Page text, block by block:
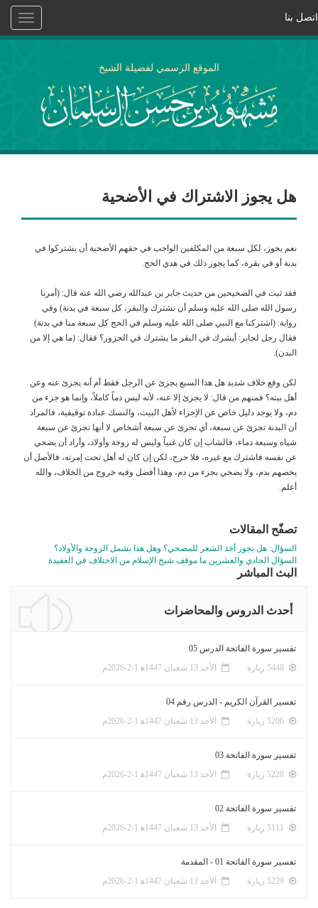
Toggle
اتصل بنا
الموقع الرسمي لفضيلة الشيخ
هل يجوز الاشتراك في الأضحية
نعم يجوز، لكل سبعة من المكلفين الواجب في حقهم الأضحية أن يشتركوا في
بدنة أو في بقرة، كما يجوز ذلك في هدي الحج.
فقد ثبت في الصحيحين من حديث جابر بن عبدالله رضي الله عنه قال: (أمرنا
رسول الله صلى الله عليه وسلم أن نشترك والبقر، كل سبعة في بدنة) وفي
رواية: (اشتركنا مع النبي صلى الله عليه وسلم في الحج كل سبعة منا في بدنة)
فقال رجل لجابر: أيشرك في البقر ما يشترك في الجزور؟ فقال: (ما هي إلا من
البدن).
لكن وقع خلاف شديد هل هذا السبع يجزئ عن الرجل فقط أم أنه يجزئ عنه وعن
أهل بيته؟ فمنهم من قال: لا يجزئ إلا عنه، لأنه ليس دماً كاملاً، وإنما هو جزء من
دم، ولا يوجد دليل خاص عن الإجزاء لأهل البيت، والنسك عبادة توقيفية، فالمراد
أن البدنة تجزئ عن سبعة، أي تجزئ عن سبعة أشخاص لا أنها تجزئ عن سبعة
شياه وسبعة دماء، فالشاب إن كان غنياً وليس له زوجة وأولاد، وأراد أن يضحي
عن نفسه فاشترك مع غيره، فلا حرج، لكن إن كان له أهل تحت إمرته، فالأصل أن
يخصهم بدم، ولا يضحي بجزء من دم، وهذا أفضل وفيه خروج من الخلاف، والله
أعلم.
تصفّح المقالات
السؤال: هل يجوز أخذ الشعر للمضحي؟ وهل هذا يشمل الزوجة والأولاد؟
السؤال الحادي والعشرين ما موقف شيخ الإسلام من الاختلاف في العقيدة
البث المباشر
أحدث الدروس والمحاضرات
تفسير سورة الفاتحة الدرس 05
الأحد 13 شعبان 1447ﻫ 1-2-2026م
تفسير القرآن الكريم - الدرس رقم 04
الأحد 13 شعبان 1447ﻫ 1-2-2026م
تفسير سورة الفاتحة 03
الأحد 13 شعبان 1447ﻫ 1-2-2026م
تفسير سورة الفاتحة 02
الأحد 13 شعبان 1447ﻫ 1-2-2026م
تفسير سورة الفاتحة 01 - المقدمة
الأحد 13 شعبان 1447ﻫ 1-2-2026م